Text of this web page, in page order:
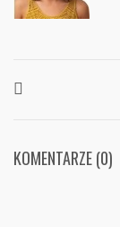
KOMENTARZE (0)